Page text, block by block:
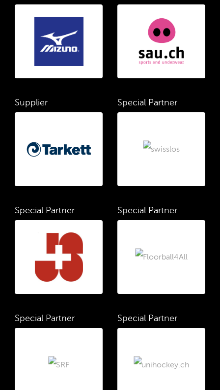
Supplier Special Partner
Special Partner Special Partner
Special Partner Special Partner